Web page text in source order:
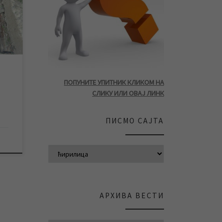
ПОПУНИТЕ УПИТНИК КЛИКОМ НА
СЛИКУ ИЛИ ОВАЈ ЛИНК
ПИСМО САЈТА
АРХИВА ВЕСТИ